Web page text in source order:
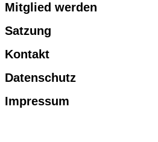
Mitglied werden
Satzung
Kontakt
Datenschutz
Impressum